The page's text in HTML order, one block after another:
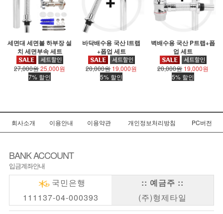
세면대 세면볼 하부장 설
치 세면부속 세트
27,000원25,000원
7% 할인
바닥배수용 국산 I트랩
+폽업 세트
20,000원 19,000원
5% 할인
벽배수용 국산 P트랩+폽
업 세트
20,000원 19,000원
5% 할인
회사소개 이용안내 이용약관 개인정보처리방침 PC버전
BANK ACCOUNT
입금계좌안내
국민은행
111137-04-000393
:: 예금주 ::
(주)형제타일